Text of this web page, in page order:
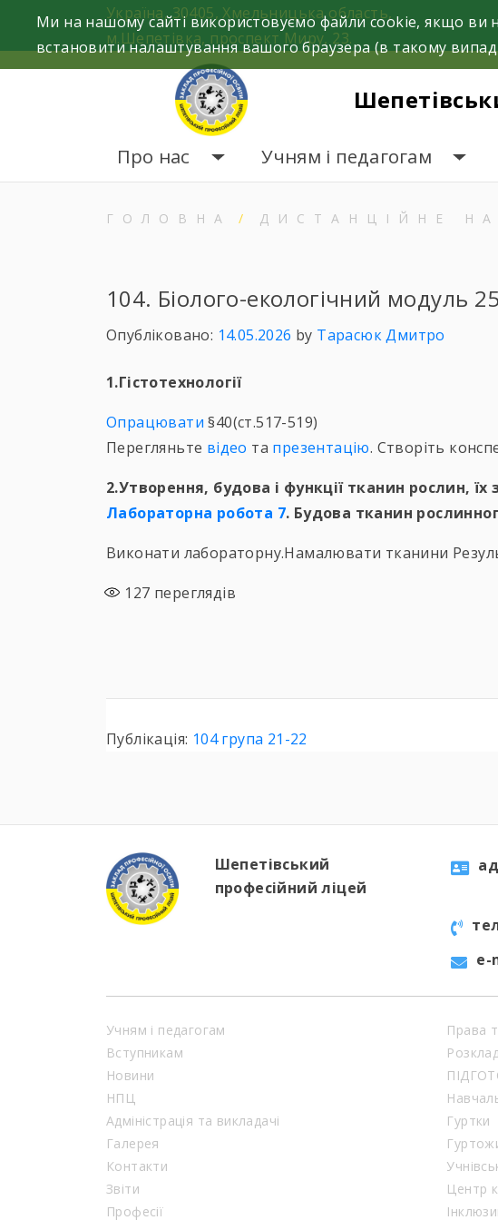
Україна, 30405, Хмельницька область,
м.Шепетівка, проспект Миру, 23.
Про нас Учням і педагогам
ГОЛОВНА ДИСТАНЦІЙНЕ
104. Біолого-екологічний модуль
Опубліковано: 14.05.2026 by Тарасюк Дмитро
1.Гістотехнології
Опрацювати §40(ст.517-519)
Перегляньте відео та презентацію. Створіть
2.Утворення, будова і функції тканин рослин,
Лабораторна робота 7. Будова тканин
Виконати лабораторну.Намалювати тканини
127 переглядів
Публікація: 104 група 21-22
Ми на нашому сайті використовуємо файли cookie, якщо ви
встановити налаштування вашого браузера (в такому
Шепетівський
професійний ліцей
e-
Учням і педагогам
Вступникам
Новини
НПЦ
Адміністрація та викладачі
Галерея
Контакти
Звіти
Професії
Права
Гуртки
Центр